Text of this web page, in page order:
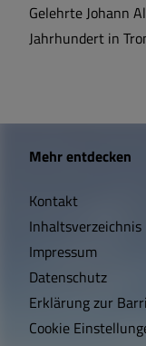
Gelehrte Johann
Jahrhundert in
W
c
h
t
i
Mehr entdecken
Kontakt
Inhaltsverzeichnis
Impressum
Datenschutz
Erklärung zur
Cookie